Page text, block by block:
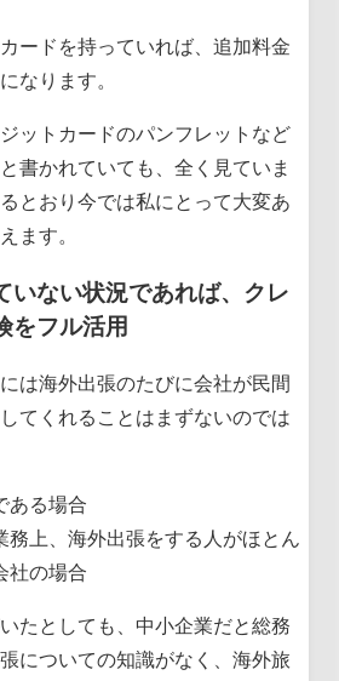
ードを持っていれば、追加料金
なります。
ットカードのパンフレットなど
書かれていても、全く見ていま
とおり今では私にとって大変あ
ます。
いない状況であれば、クレ
をフル活用
は海外出張のたびに会社が民間
てくれることはまずないのでは
ある場合
務上、海外出張をする人がほとん
社の場合
たとしても、中小企業だと総務
についての知識がなく、海外旅